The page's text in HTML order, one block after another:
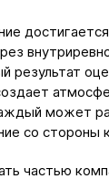
результат
может
со стороны
частью